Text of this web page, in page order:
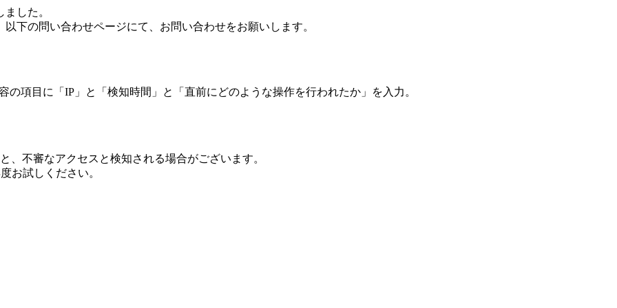
した。
下の問い合わせページにて、お問い合わせをお願いします。
項目に「IP」と「検知時間」と「直前にどのような操作を行われたか」を入力。
不審なアクセスと検知される場合がございます。
お試しください。